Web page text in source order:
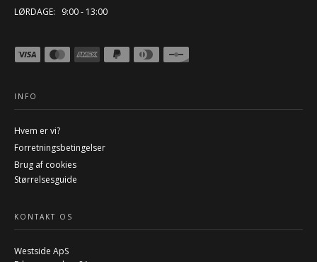
LØRDAGE: 9:00 - 13:00
INFO
Hvem er vi?
Forretningsbetingelser
Brug af cookies
Størrelsesguide
KONTAKT OS
Westside ApS